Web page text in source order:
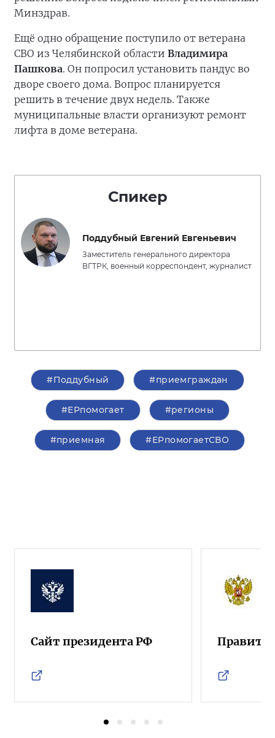
Минздрав.
Ещё одно обращение поступило от ветерана
СВО из Челябинской области Владимира
Пашкова. Он попросил установить пандус во
дворе своего дома. Вопрос планируется
решить в течение двух недель. Также
муниципальные власти организуют ремонт
лифта в доме ветерана.
Спикер
Поддубный Евгений Евгеньевич
Заместитель генерального директора
ВГТРК, военный корреспондент, журналист
#Поддубный #приемграждан
#ЕРпомогает #регионы
#приемная #ЕРпомогаетСВО
Сайт президента РФ